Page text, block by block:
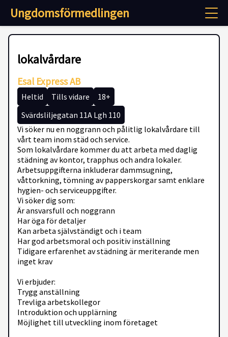
Ungdomsförmedlingen
lokalvårdare
Esal Express AB
Heltid Tills vidare
18+
Svärdsliljegatan 11A Lgh 110
Vi söker nu en noggrann och pålitlig lokalvårdare till
vårt team inom städ och service.
Som lokalvårdare kommer du att arbeta med daglig
städning av kontor, trapphus och andra lokaler.
Arbetsuppgifterna inkluderar dammsugning,
våttorkning, tömning av papperskorgar samt enklare
hygien- och serviceuppgifter.
Vi söker dig som:
Är ansvarsfull och noggrann
Har öga för detaljer
Kan arbeta självständigt och i team
Har god arbetsmoral och positiv inställning
Tidigare erfarenhet av städning är meriterande men
inget krav
Vi erbjuder:
Trygg anställning
Trevliga arbetskollegor
Introduktion och upplärning
Möjlighet till utveckling inom företaget